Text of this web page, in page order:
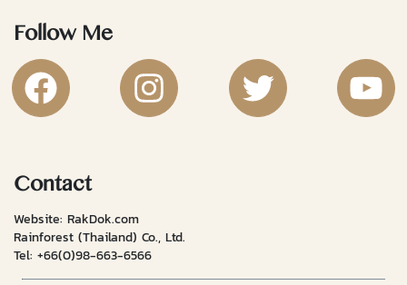
Follow Me
RakDok Channel FacebookRakDok Channel Instagram
RakDok Twitter Rakdok
Contact
Website: RakDok.com
Rainforest (Thailand) Co., Ltd.
Tel: +66(0)98-663-6566